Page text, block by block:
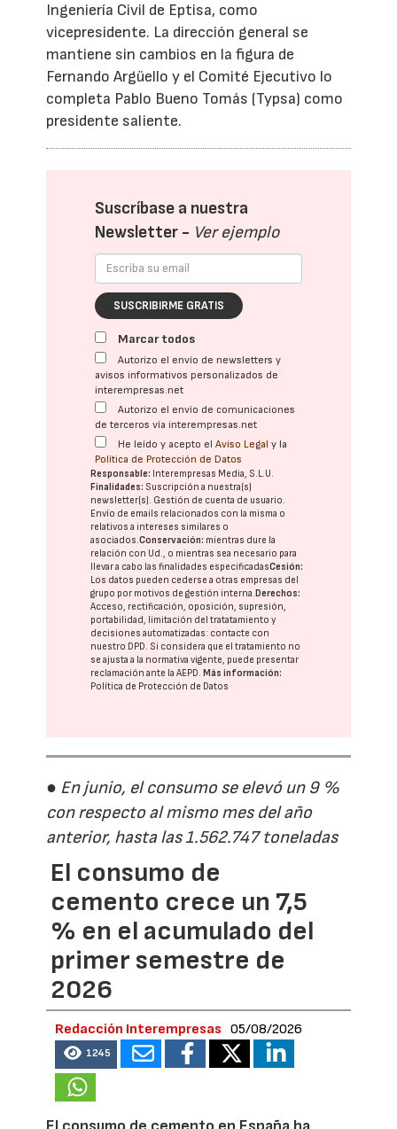
Ingeniería Civil de Eptisa, como
vicepresidente. La dirección general se
mantiene sin cambios en la figura de
Fernando Argüello y el Comité Ejecutivo lo
completa Pablo Bueno Tomás (Typsa) como
presidente saliente.
Suscríbase a nuestra
Newsletter - Ver ejemplo
SUSCRIBIRME GRATIS
Marcar todos
Autorizo el envío de newsletters y
avisos informativos personalizados de
interempresas.net
Autorizo el envío de comunicaciones
de terceros vía interempresas.net
He leído y acepto elAviso Legal y la
Política de Protección de Datos
Responsable: Interempresas Media, S.L.U.
Finalidades: Suscripción a nuestra(s)
newsletter(s). Gestión de cuenta de usuario.
Envío de emails relacionados con la misma o
relativos a intereses similares o
asociados.Conservación: mientras dure la
relación con Ud., o mientras sea necesario para
llevar a cabo las finalidades especificadasCesión:
Los datos pueden cederse a otras empresas del
grupo por motivos de gestión interna.Derechos:
Acceso, rectificación, oposición, supresión,
portabilidad, limitación del tratatamiento y
decisiones automatizadas: contacte con
nuestro DPD. Si considera que el tratamiento no
se ajusta a la normativa vigente, puede presentar
reclamación ante laAEPD.Más información:
Política de Protección de Datos
● En junio, el consumo se elevó un 9 %
con respecto al mismo mes del año
anterior, hasta las 1.562.747 toneladas
El consumo de
cemento crece un 7,5
% en el acumulado del
primer semestre de
2026
Redacción Interempresas 05/08/2026
1245